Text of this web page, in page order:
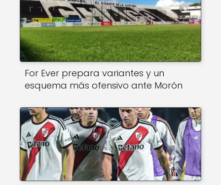
For Ever prepara variantes y un
esquema más ofensivo ante Morón